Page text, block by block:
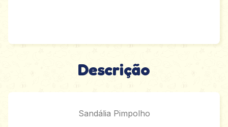
Descrição
Sandália Pimpolho